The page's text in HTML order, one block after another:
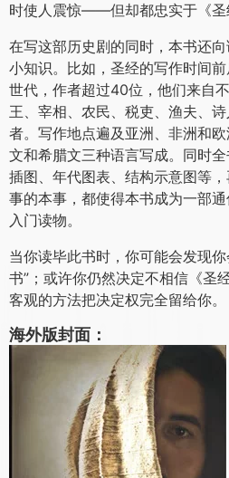
时使人震惊——但却都忠实于《圣
在写这部历史剧的同时，本书还向
小知识。比如，圣经的写作时间
世代，作者超过40位，他们来自
王、宰相、农民、税吏、渔夫、
者。写作地点遍及亚洲、非洲和
文和希腊文三种语言写成。同时
插图、年代图表、结构示意图等
事的本事，都使得本书成为一部
入门读物。
当你读毕此书时，你可能会发现
书”；或许你仍然决定不相信《圣
客观的方法把决定权完全留给你。
海外版封面：